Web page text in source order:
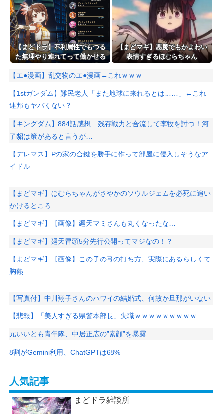
【まどドラ】不利属性でもつる
た無理やり連れてって働かせる
【まどマギ】悪魔でもかよわい
表情すぎるほむらちゃん
【エ●漫画】乱交物のエ●漫画←これｗｗｗ
【1stガンダム】難民老人「また地球に来れるとは……」←これ
連邦もヤバくない？
【キングダム】884話感想 残存戦力と合流して李牧を討つ！河
了貂は策があると言うが…
【デレマス】Pの家の合鍵を勝手に作って部屋に侵入しそうなア
イドル
【まどマギ】ほむらちゃんがさやかのソウルジェムを必死に追い
かけるところ
【まどマギ】【画像】廻天マミさんも丸くなったな…
【まどマギ】廻天冒頭5分先行公開ってマジなの！？
【まどマギ】【画像】この子の弓の打ち方、実際にあるらしくて
胸熱
【写真付】中川翔子さんのハワイの結婚式、何故か旦那がいない
【悲報】「美人すぎる県警本部長」失職ｗｗｗｗｗｗｗｗｗ
元いいとも青年隊、中居正広の”素顔”を暴露
8割がGemini利用、ChatGPTは68%
人気記事
まどドラ雑談所